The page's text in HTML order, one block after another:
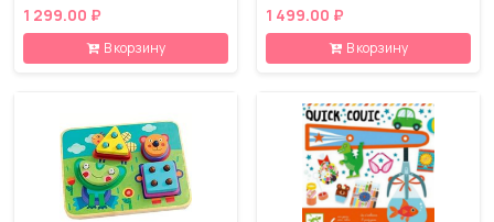
1 299.00 ₽
В корзину
1 499.00 ₽
В корзину